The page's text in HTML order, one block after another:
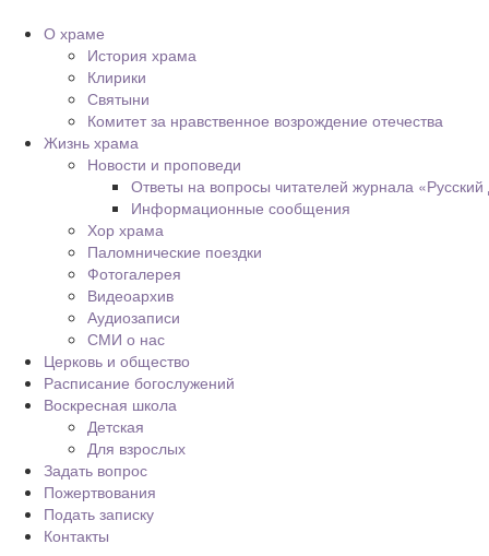
О храме
История храма
Клирики
Святыни
Комитет за нравственное возрождение отечества
Жизнь храма
Новости и проповеди
Ответы на вопросы читателей журнала
Информационные сообщения
Хор храма
Паломнические поездки
Фотогалерея
Видеоархив
Аудиозаписи
СМИ о нас
Церковь и общество
Расписание богослужений
Воскресная школа
Детская
Для взрослых
Задать вопрос
Пожертвования
Подать записку
Контакты